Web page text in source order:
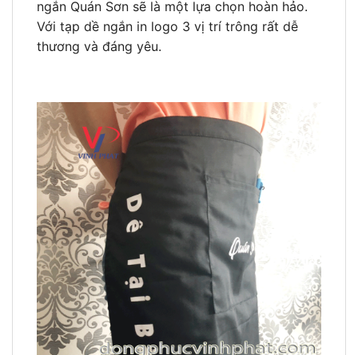
ngắn Quán Sơn sẽ là một lựa chọn hoàn hảo.
Với tạp dề ngắn in logo 3 vị trí trông rất dễ
thương và đáng yêu.